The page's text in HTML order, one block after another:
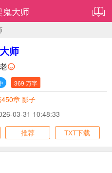
鬼大师
师
369 万字
章 影子
03-31 10:48:33
推荐 TXT下载